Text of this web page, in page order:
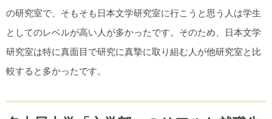
の研究室で、そもそも日本文学研究室に行こうと思う人は学生
としてのレベルが高い人が多かったです。そのため、日本文学
研究室は特に真面目で研究に真摯に取り組む人が他研究室と比
較すると多かったです。